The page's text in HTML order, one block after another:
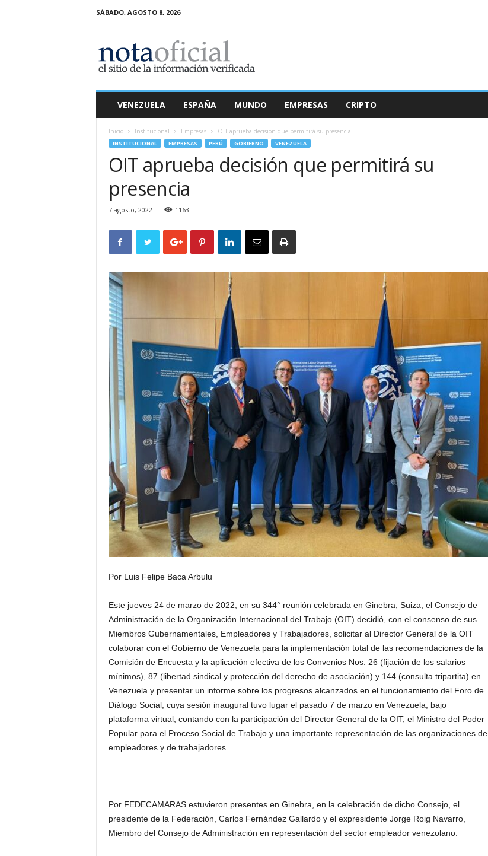
SÁBADO, AGOSTO 8, 2026
a
O
VENEZUELA ESPAÑA MUNDO EMPRESAS CRIPTO
Inicio Institucional Empresas OIT aprueba decisión que permitirá su presencia
INSTITUCIONAL EMPRESAS PERÚ GOBIERNO VENEZUELA
OIT aprueba decisión que permitirá su
presencia
7 agosto, 2022 1163
Por Luis Felipe Baca Arbulu
Este jueves 24 de marzo de 2022, en su 344° reunión celebrada en Ginebra, Suiza, el Consejo de
Administración de la Organización Internacional del Trabajo (OIT) decidió, con el consenso de sus
Miembros Gubernamentales, Empleadores y Trabajadores, solicitar al Director General de la OIT
colaborar con el Gobierno de Venezuela para la implementación total de las recomendaciones de la
Comisión de Encuesta y la aplicación efectiva de los Convenios Nos. 26 (fijación de los salarios
mínimos), 87 (libertad sindical y protección del derecho de asociación) y 144 (consulta tripartita) en
Venezuela y presentar un informe sobre los progresos alcanzados en el funcionamiento del Foro de
Diálogo Social, cuya sesión inaugural tuvo lugar el pasado 7 de marzo en Venezuela, bajo
plataforma virtual, contando con la participación del Director General de la OIT, el Ministro del Poder
Popular para el Proceso Social de Trabajo y una importante representación de las organizaciones de
empleadores y de trabajadores.
Por FEDECAMARAS estuvieron presentes en Ginebra, en la celebración de dicho Consejo, el
presidente de la Federación, Carlos Fernández Gallardo y el expresidente Jorge Roig Navarro,
Miembro del Consejo de Administración en representación del sector empleador venezolano.